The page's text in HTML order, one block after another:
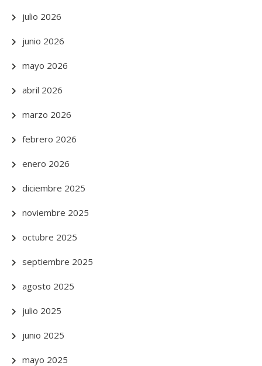
julio 2026
junio 2026
mayo 2026
abril 2026
marzo 2026
febrero 2026
enero 2026
diciembre 2025
noviembre 2025
octubre 2025
septiembre 2025
agosto 2025
julio 2025
junio 2025
mayo 2025